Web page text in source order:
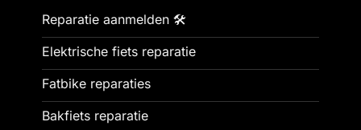
Reparatie aanmelden 🛠️
Elektrische fiets reparatie
Fatbike reparaties
Bakfiets reparatie